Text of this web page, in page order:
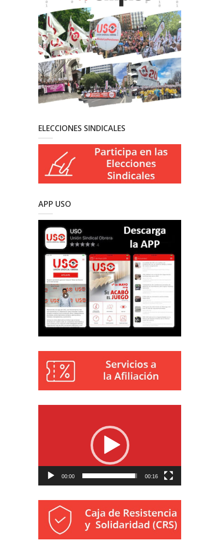
ELECCIONES SINDICALES
APP USO
00:00 00:16